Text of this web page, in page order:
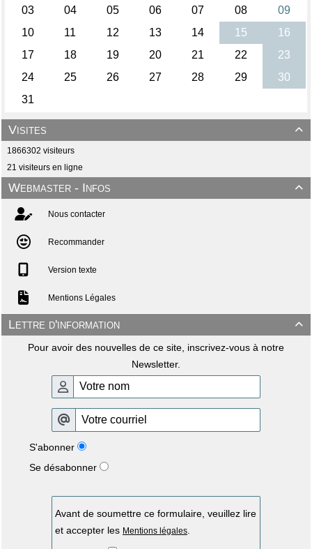

Visites
1866302 visiteurs
21 visiteurs en ligne

Webmaster - Infos
Nous contacter
Recommander
Version texte
Mentions Légales

Lettre d'information
Pour avoir des nouvelles de ce site, inscrivez-vous à notre
Newsletter.
S'abonner
Se désabonner
Avant de soumettre ce formulaire, veuillez lire
et accepter les Mentions légales